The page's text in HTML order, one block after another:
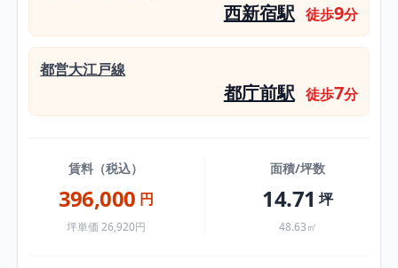
西新宿駅 徒歩9分
都営大江戸線
都庁前駅 徒歩7分
賃料（税込）
396,000 円
坪単価 26,920円
面積/坪数
14.71 坪
48.63㎡